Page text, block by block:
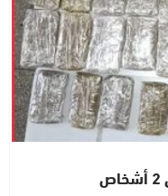
فرقة مكافحة العصابات طَاحْتْ عْلَى 2 أشخاص